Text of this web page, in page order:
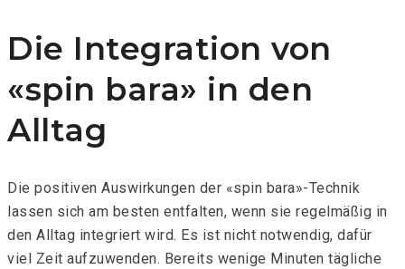
Die Integration von
«spin bara» in den
Alltag
Die positiven Auswirkungen der «spin bara»-Technik
lassen sich am besten entfalten, wenn sie regelmäßig in
den Alltag integriert wird. Es ist nicht notwendig, dafür
viel Zeit aufzuwenden. Bereits wenige Minuten tägliche